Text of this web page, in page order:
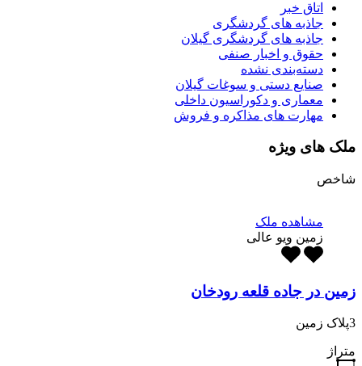
اتاق خبر
جاذبه های گردشگری
جاذبه های گردشگری گیلان
حقوق و اخبار صنفی
دسته‌بندی نشده
صنایع دستی و سوغات گیلان
معماری و دکوراسیون داخلی
مهارت های مذاکره و فروش
ملک های ویژه
شاخص
مشاهده ملک
زمین ویو عالی
زمین در جاده قلعه رودخان
3پلاک زمین
متراژ